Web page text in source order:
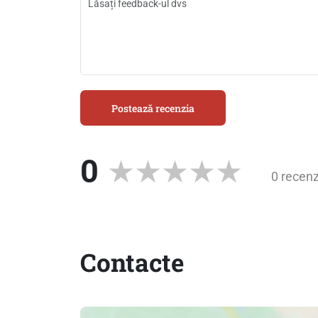
Postează recenzia
0 0
Contacte